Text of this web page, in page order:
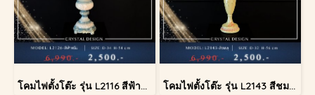
โคมไฟตั้งโต๊ะ รุ่น L2116 สีฟ้าครีม (ตั้งโต๊ะ) โคมไฟตั้งโต๊ะ รุ่น L2143 สีชมพู (ตั้งโต๊ะ)